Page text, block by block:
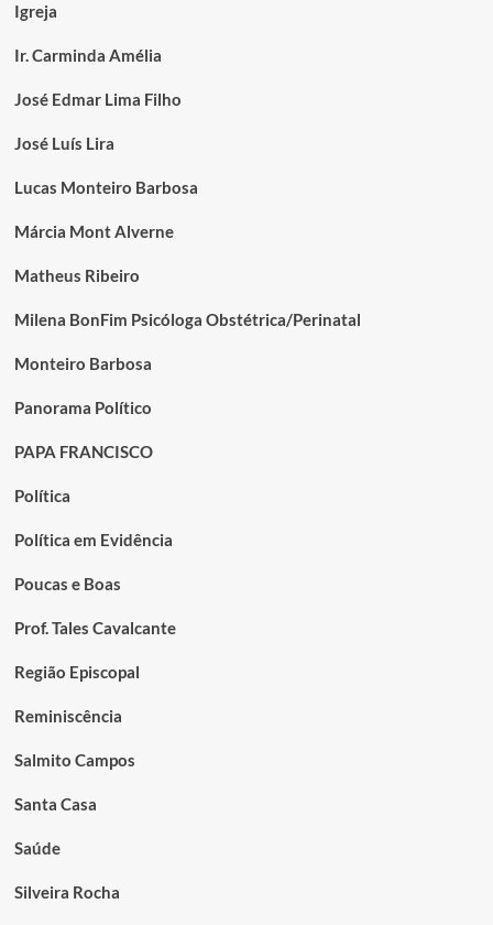
Igreja
Ir. Carminda Amélia
José Edmar Lima Filho
José Luís Lira
Lucas Monteiro Barbosa
Márcia Mont Alverne
Matheus Ribeiro
Milena BonFim Psicóloga Obstétrica/Perinatal
Monteiro Barbosa
Panorama Político
PAPA FRANCISCO
Política
Política em Evidência
Poucas e Boas
Prof. Tales Cavalcante
Região Episcopal
Reminiscência
Salmito Campos
Santa Casa
Saúde
Silveira Rocha